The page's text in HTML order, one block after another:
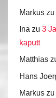
Markus zu
Ina zu 3
kaputt
Matthias
Hans
Markus zu